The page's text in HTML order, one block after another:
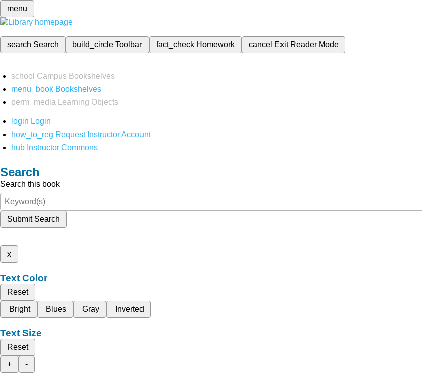
menu
search Search build_circleToolbar fact_check Homework cancel Exit Reader Mode
school Campus Bookshelves
menu_book Bookshelves
perm_media
Learning Objects
login Login
how_to_reg Request Instructor Account
hub Instructor Commons
Search
Search this book
Submit Search
x
Text Color
Reset
Bright
Blues Gray Inverted
Text Size
Reset
+
-